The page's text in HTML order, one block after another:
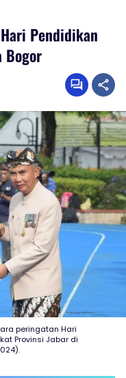
Pendidikan
Bogor
peringatan Hari
Provinsi Jabar di